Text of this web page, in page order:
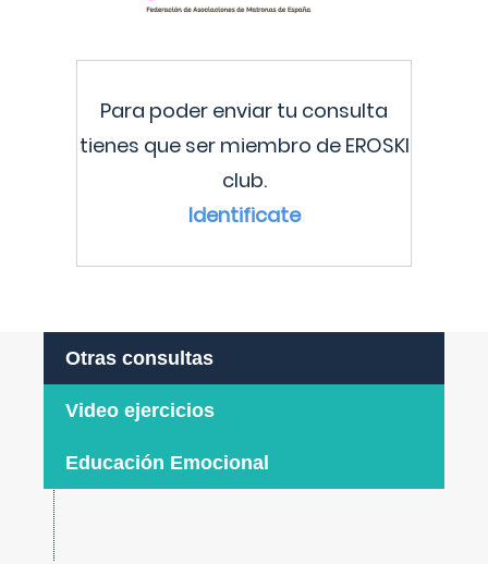
Para poder enviar tu consulta
tienes que ser miembro de EROSKI
club.
Identificate
Otras consultas
Video ejercicios
Educación Emocional